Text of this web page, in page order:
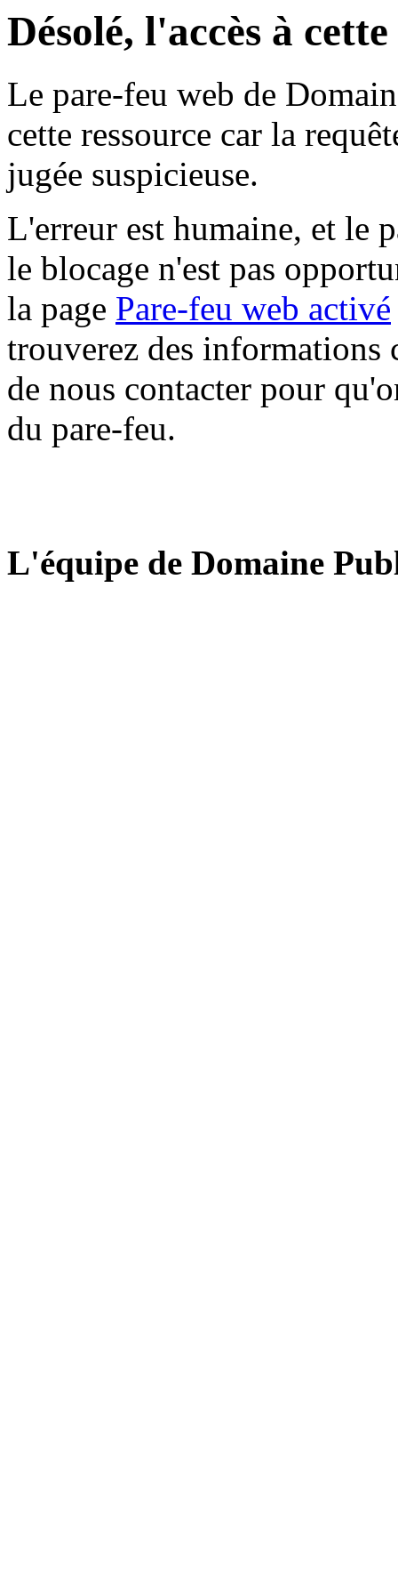
Désolé, l'accès à
Le pare-feu web de
cette ressource car la
jugée suspicieuse.
L'erreur est humaine, et le
le blocage n'est pas
la page Pare-feu web activé
trouverez des informations
de nous contacter pour
du pare-feu.
L'équipe de Domaine